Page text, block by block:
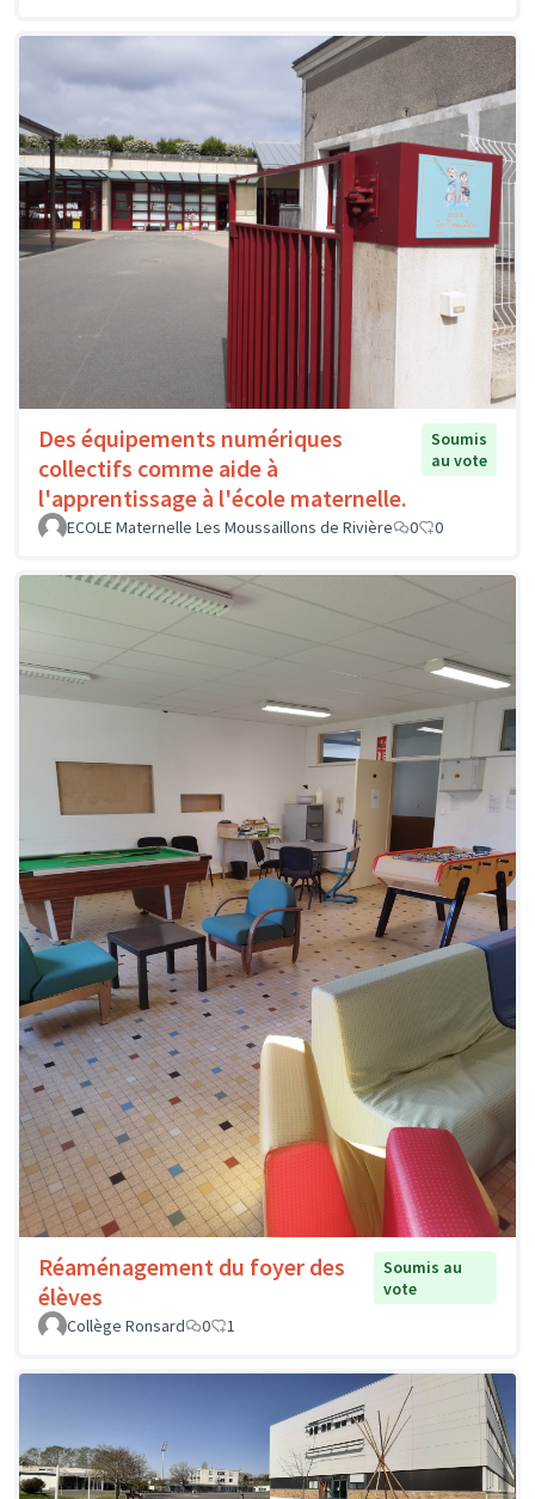
Des équipements numériques
collectifs comme aide à
l'apprentissage à l'école maternelle.
Soumis
au vote
ECOLE Maternelle Les Moussaillons de Rivière 0 0
Réaménagement du foyer des
élèves
Soumis au
vote
Collège Ronsard
0 1